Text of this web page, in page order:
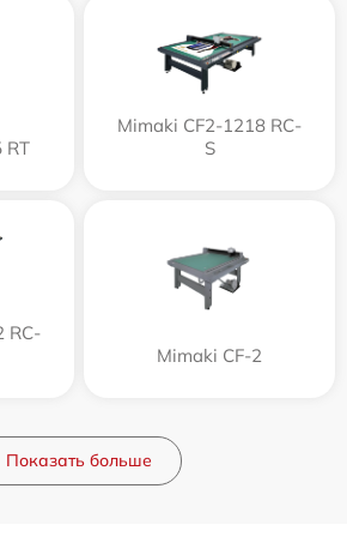
RT
Mimaki CF2-1218 RC-
S
RC-
Mimaki CF-2
Показать больше